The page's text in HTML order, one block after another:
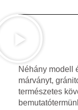
Néhány modell
márványt,
természetes